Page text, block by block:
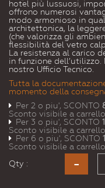
hotel più lussuosi,
offrono numerosi
modo armonioso in
architettonica, la
(che valorizza gli
flessibilità del vetro
La resistenza al carico
in funzione
nostro Ufficio Tecnico.
Tutta la
momento della
Per 2 o piu', SCONTO
Sconto visibile a
Per 3 o piu', SCONTO
Sconto visibile a
Per 6 o piu', SCONTO
Sconto visibile a
Qty :